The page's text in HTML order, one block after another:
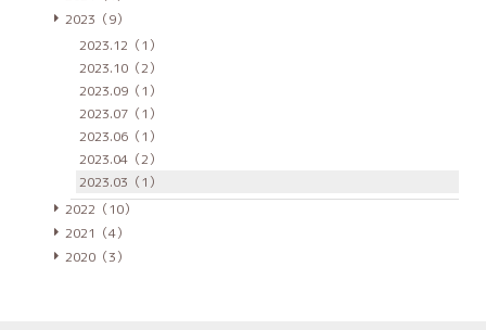
2023（9）
2023.12（1）
2023.10（2）
2023.09（1）
2023.07（1）
2023.06（1）
2023.04（2）
2023.03（1）
2022（10）
2021（4）
2020（3）